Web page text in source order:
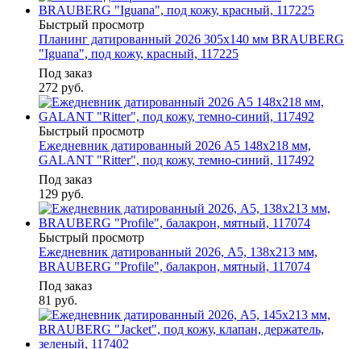
Быстрый просмотр
Планинг датированный 2026 305х140 мм BRAUBERG
"Iguana", под кожу, красный, 117225
Под заказ
272 руб.
Быстрый просмотр
Ежедневник датированный 2026 А5 148х218 мм,
GALANT "Ritter", под кожу, темно-синий, 117492
Под заказ
129 руб.
Быстрый просмотр
Ежедневник датированный 2026, А5, 138x213 мм,
BRAUBERG "Profile", балакрон, мятный, 117074
Под заказ
81 руб.